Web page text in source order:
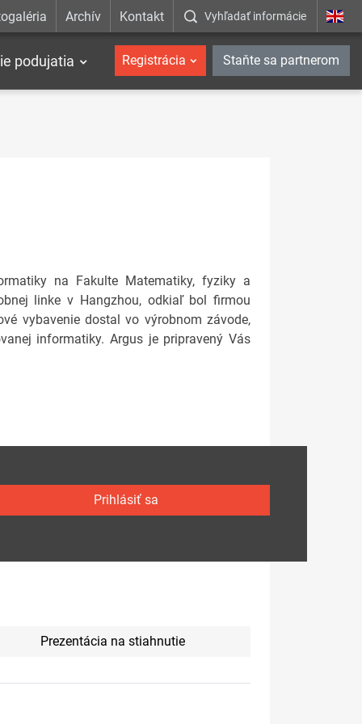
Archív Kontakt Vyhľadať informácie
podujatia Registrácia Staňte sa partnerom
na Fakulte Matematiky, fyziky a
linke v Hangzhou, odkiaľ bol firmou
vybavenie dostal vo výrobnom závode,
informatiky. Argus je pripravený Vás
Prihlásiť sa
Prezentácia na stiahnutie